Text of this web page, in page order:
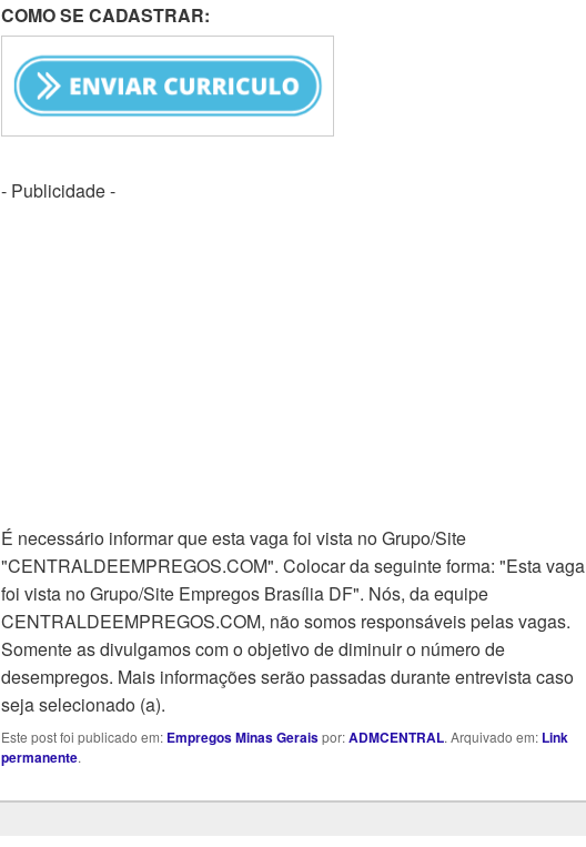
COMO SE CADASTRAR:
- Publicidade -
É necessário informar que esta vaga foi vista no Grupo/Site
"CENTRALDEEMPREGOS.COM". Colocar da seguinte forma: "Esta vaga
foi vista no Grupo/Site Empregos Brasília DF". Nós, da equipe
CENTRALDEEMPREGOS.COM, não somos responsáveis pelas vagas.
Somente as divulgamos com o objetivo de diminuir o número de
desempregos. Mais informações serão passadas durante entrevista caso
seja selecionado (a).
Este post foi publicado em: Empregos Minas Geraispor:ADMCENTRAL. Arquivado em: Link
permanente.